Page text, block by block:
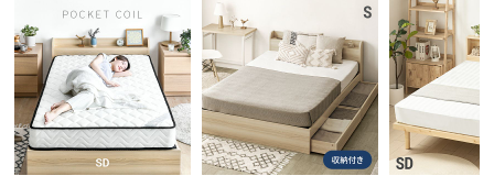
に
つ
い
て
中